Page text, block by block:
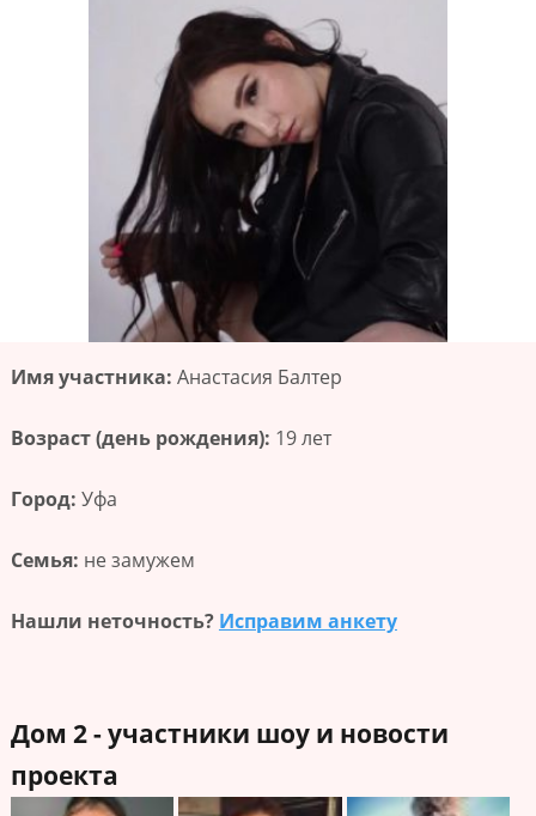
Имя участника: Анастасия Балтер
Возраст (день рождения): 19 лет
Город: Уфа
Семья: не замужем
Нашли неточность? Исправим анкету
Дом 2 - участники шоу и новости
проекта